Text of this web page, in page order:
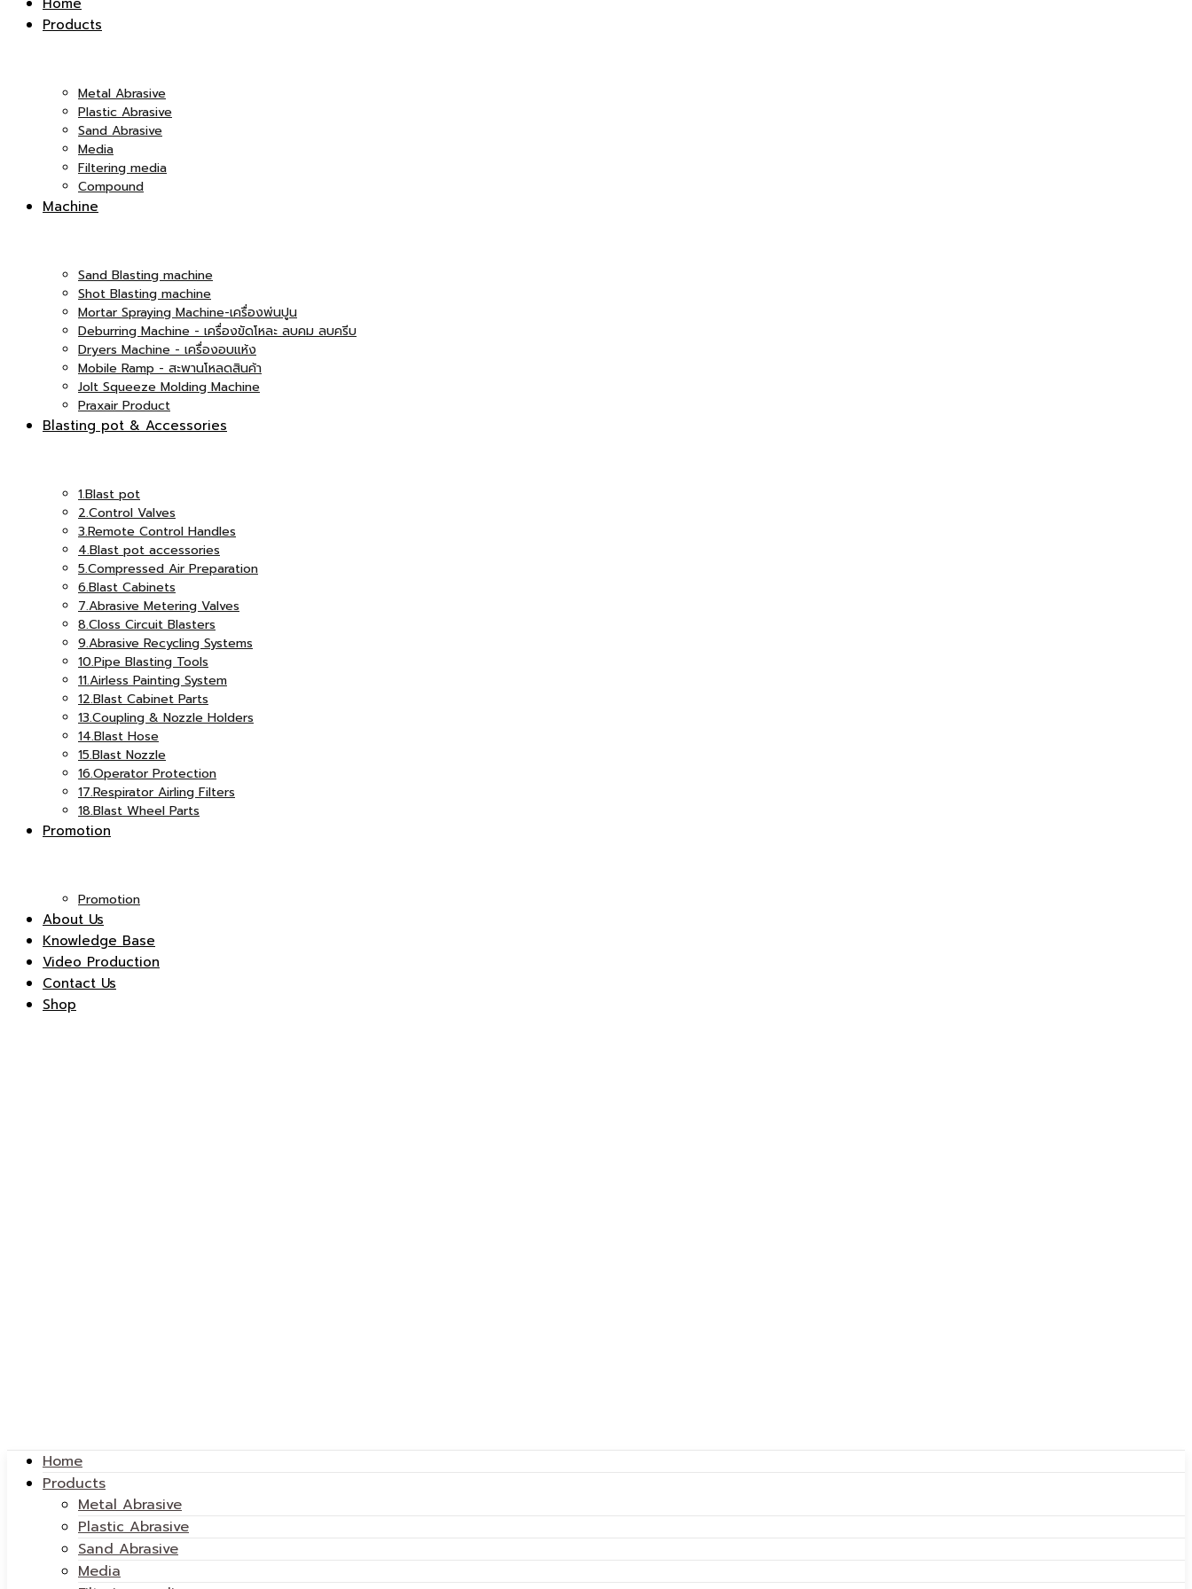
Products
Metal Abrasive
Plastic Abrasive
Sand Abrasive
Media
Filtering media
Compound
Machine
Sand Blasting machine
Shot Blasting machine
Mortar Spraying Machine-เครื่องพ่นปูน
Deburring Machine - เครื่องขัดโหละ ลบคม ลบครีบ
Dryers Machine - เครื่องอบแห้ง
Mobile Ramp - สะพานโหลดสินค้า
Jolt Squeeze Molding Machine
Praxair Product
Blasting pot & Accessories
1.Blast pot
2.Control Valves
3.Remote Control Handles
4.Blast pot accessories
5.Compressed Air Preparation
6.Blast Cabinets
7.Abrasive Metering Valves
8.Closs Circuit Blasters
9.Abrasive Recycling Systems
10.Pipe Blasting Tools
11.Airless Painting System
12.Blast Cabinet Parts
13.Coupling & Nozzle Holders
14.Blast Hose
15.Blast Nozzle
16.Operator Protection
17.Respirator Airling Filters
18.Blast Wheel Parts
Promotion
Promotion
About Us
Knowledge Base
Video Production
Contact Us
Shop
Home
Products
Metal Abrasive
Plastic Abrasive
Sand Abrasive
Media